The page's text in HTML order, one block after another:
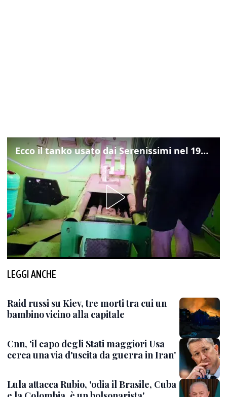
Ecco il tanko usato dai Serenissimi nel 1997 per il blitz a San Marco
LEGGI ANCHE
Raid russi su Kiev, tre morti tra cui un
bambino vicino alla capitale
Cnn, 'il capo degli Stati maggiori Usa
cerca una via d'uscita da guerra in Iran'
Lula attacca Rubio, 'odia il Brasile, Cuba